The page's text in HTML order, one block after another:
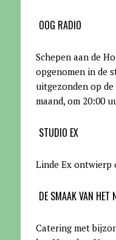
OOG RADIO
Schepen aan de
opgenomen in de
uitgezonden op
maand, om 20:00
STUDIO EX
Linde Ex ontwierp
DE SMAAK VAN HET
Catering met